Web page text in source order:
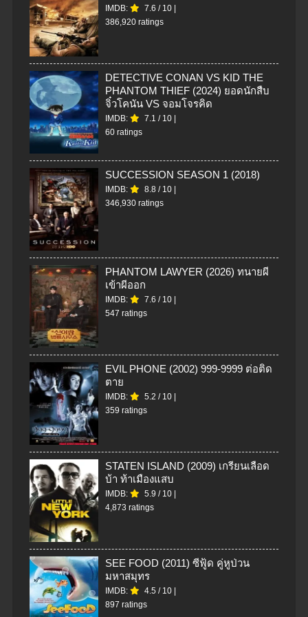
IMDB: 7.6 / 10 |
386,920 ratings
DETECTIVE CONAN VS KID THE
PHANTOM THIEF (2024) ยอดนักสืบ
จิ๋วโคนัน VS จอมโจรคิด
IMDB: 7.1 / 10 |
60 ratings
SUCCESSION SEASON 1 (2018)
IMDB: 8.8 / 10 |
346,930 ratings
PHANTOM LAWYER (2026) ทนายผี
เข้าผีออก
IMDB: 7.6 / 10 |
547 ratings
EVIL PHONE (2002) 999-9999 ต่อติด
ตาย
IMDB: 5.2 / 10 |
359 ratings
STATEN ISLAND (2009) เกรียนเลือด
บ้า ท้าเมืองแสบ
IMDB: 5.9 / 10 |
4,873 ratings
SEE FOOD (2011) ซีฟู้ด คู่หูป่วน
มหาสมุทร
IMDB: 4.5 / 10 |
897 ratings